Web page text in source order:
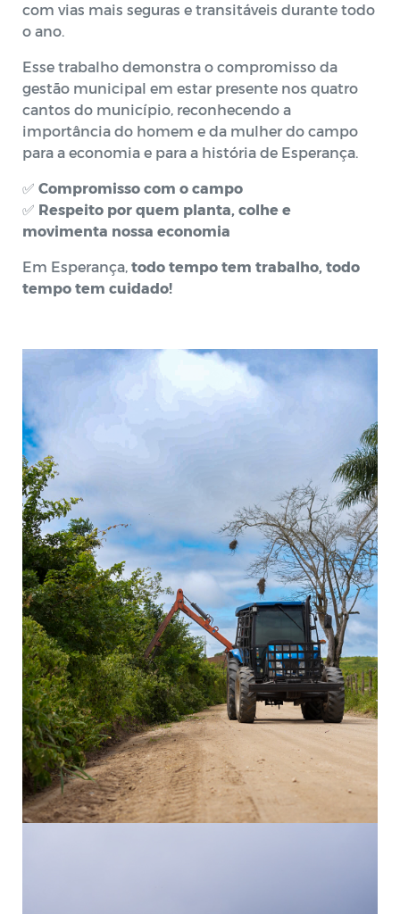
com vias mais seguras e transitáveis durante todo
o ano.
Esse trabalho demonstra o compromisso da
gestão municipal em estar presente nos quatro
cantos do município, reconhecendo a
importância do homem e da mulher do campo
para a economia e para a história de Esperança.
✅ Compromisso com o campo
✅ Respeito por quem planta, colhe e
movimenta nossa economia
Em Esperança, todo tempo tem trabalho, todo
tempo tem cuidado!